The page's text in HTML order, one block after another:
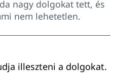
nagy dolgokat tett, és
nem lehetetlen.
illeszteni a dolgokat.